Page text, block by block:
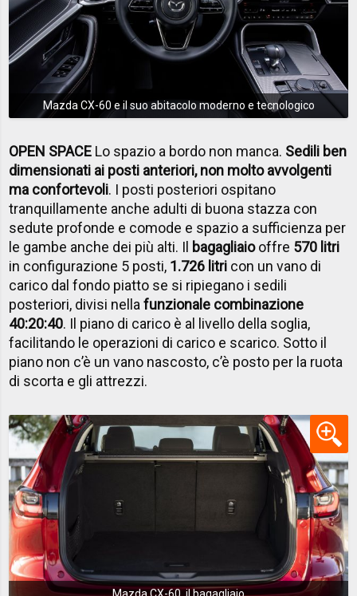
Mazda CX-60 e il suo abitacolo moderno e tecnologico
OPEN SPACE Lo spazio a bordo non manca. Sedili ben
dimensionati ai posti anteriori, non molto avvolgenti
ma confortevoli. I posti posteriori ospitano
tranquillamente anche adulti di buona stazza con
sedute profonde e comode e spazio a sufficienza per
le gambe anche dei più alti. Il bagagliaiooffre 570 litri
in configurazione 5 posti, 1.726 litri con un vano di
carico dal fondo piatto se si ripiegano i sedili
posteriori, divisi nellafunzionale combinazione
40:20:40. Il piano di carico è al livello della soglia,
facilitando le operazioni di carico e scarico. Sotto il
piano non c’è un vano nascosto, c’è posto per la ruota
di scorta e gli attrezzi.
Mazda CX-60, il bagagliaio